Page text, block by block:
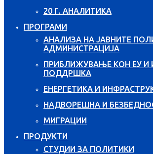
20 Г. АНАЛИТИКА
ПРОГРАМИ
АНАЛИЗА НА ЈАВНИТЕ
АДМИНИСТРАЦИЈА
ПРИБЛИЖУВАЊЕ КОН ЕУ И
ПОДДРШКА
ЕНЕРГЕТИКА И
НАДВОРЕШНА И
МИГРАЦИИ
ПРОДУКТИ
СТУДИИ ЗА ПОЛИТИКИ